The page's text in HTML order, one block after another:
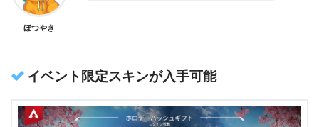
ほつやき
イベント限定スキンが入手可能